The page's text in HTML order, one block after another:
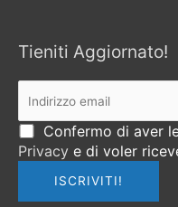
Tieniti Aggiornato!
Confermo di aver
Privacy e di voler